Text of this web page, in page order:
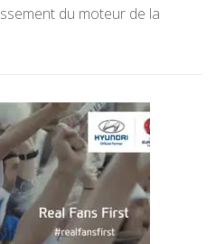
du moteur de la